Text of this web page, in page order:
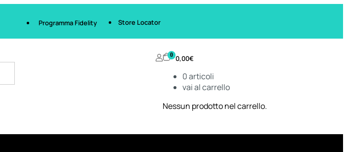
Programma Fidelity Store Locator
0 0,00€
0articoli
vai al carrello
Nessun prodotto nel carrello.